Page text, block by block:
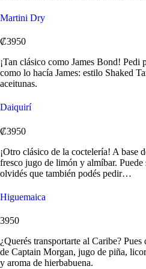
Martini Dry
₡3950
¡Tan clásico como James Bond! Pedi
como lo hacía James: estilo Shaked
aceitunas.
Daiquirí
₡3950
¡Otro clásico de la coctelería! A base
fresco jugo de limón y almíbar.
olvidés que también podés pedir…
Higuemaica
3950
¿Querés transportarte al Caribe?
de Captain Morgan, jugo de piña,
y aroma de hierbabuena.